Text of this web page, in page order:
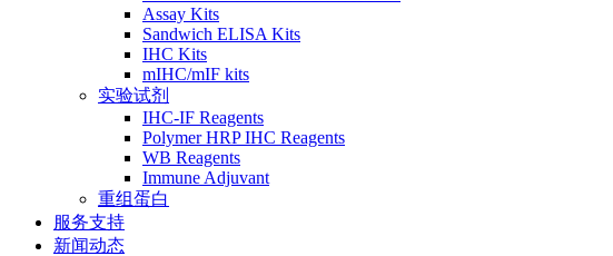
Assay Kits
Sandwich ELISA Kits
IHC Kits
mIHC/mIF kits
实验试剂
IHC-IF Reagents
Polymer HRP IHC Reagents
WB Reagents
Immune Adjuvant
重组蛋白
服务支持
新闻动态